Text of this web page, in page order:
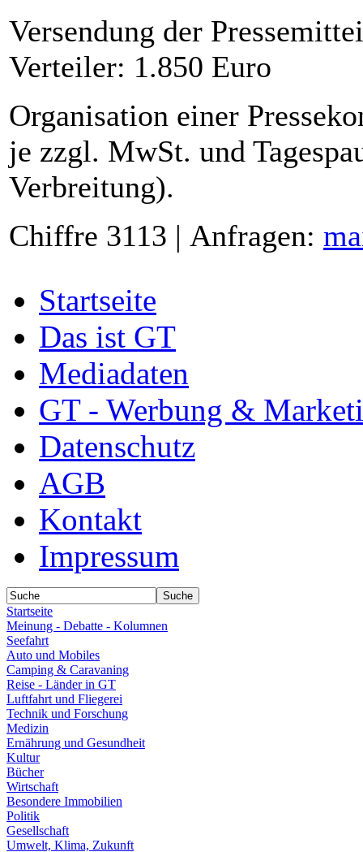
Versendung der
Verteiler: 1.850 Euro
Organisation einer
je zzgl. MwSt. und
Verbreitung).
Chiffre 3113 | Anfragen:
Startseite
Das ist GT
Mediadaten
GT - Werbung &
Datenschutz
AGB
Kontakt
Impressum
Startseite
Meinung - Debatte - Kolumnen
Seefahrt
Auto und Mobiles
Camping & Caravaning
Reise - Länder in GT
Luftfahrt und Fliegerei
Technik und Forschung
Medizin
Ernährung und Gesundheit
Kultur
Bücher
Wirtschaft
Besondere Immobilien
Politik
Gesellschaft
Umwelt, Klima, Zukunft